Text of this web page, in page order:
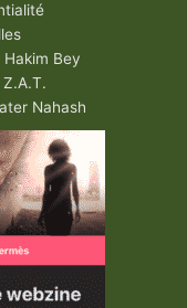
Bey
Nahash